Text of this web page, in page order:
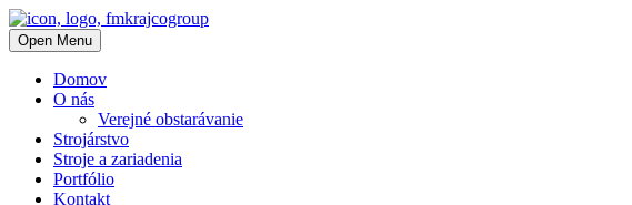
Open Menu
Domov
O nás
Verejné obstarávanie
Strojárstvo
Stroje a zariadenia
Portfólio
Kontakt